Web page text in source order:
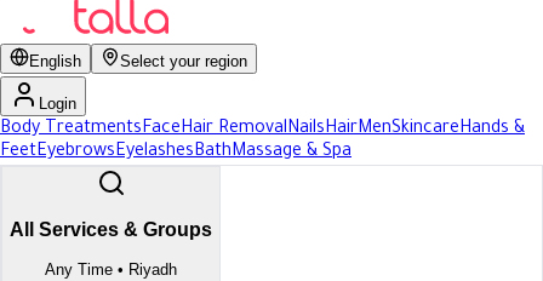
English Select your region
Login
Body TreatmentsFaceHair RemovalNailsHairMenSkincareHands &
FeetEyebrowsEyelashesBathMassage & Spa
All Services & Groups
Any Time • Riyadh